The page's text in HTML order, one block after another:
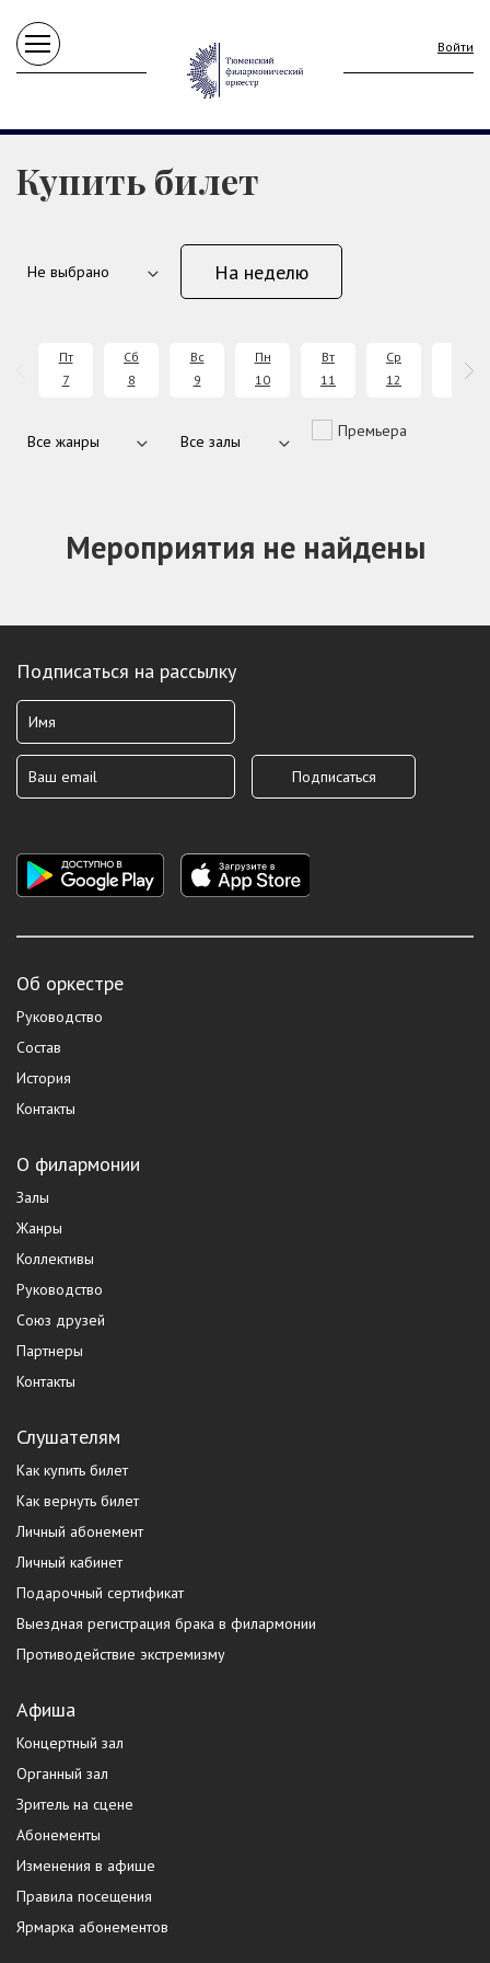
Войти
Купить билет
На неделю
Пт
7
Сб
8
Вс
9
Пн
10
Вт
11
Ср
12
13
Премьера
Мероприятия не найдены
Подписаться на рассылку
Об оркестре
Руководство
Состав
История
Контакты
О филармонии
Залы
Жанры
Коллективы
Руководство
Союз друзей
Партнеры
Контакты
Слушателям
Как купить билет
Как вернуть билет
Личный абонемент
Личный кабинет
Подарочный сертификат
Выездная регистрация брака в филармонии
Противодействие экстремизму
Афиша
Концертный зал
Органный зал
Зритель на сцене
Абонементы
Изменения в афише
Правила посещения
Ярмарка абонементов